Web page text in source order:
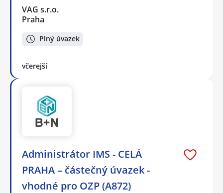
VAG s.r.o.
Praha
Plný úvazek
včerejší
Administrátor IMS - CELÁ
PRAHA – částečný úvazek -
vhodné pro OZP (A872)